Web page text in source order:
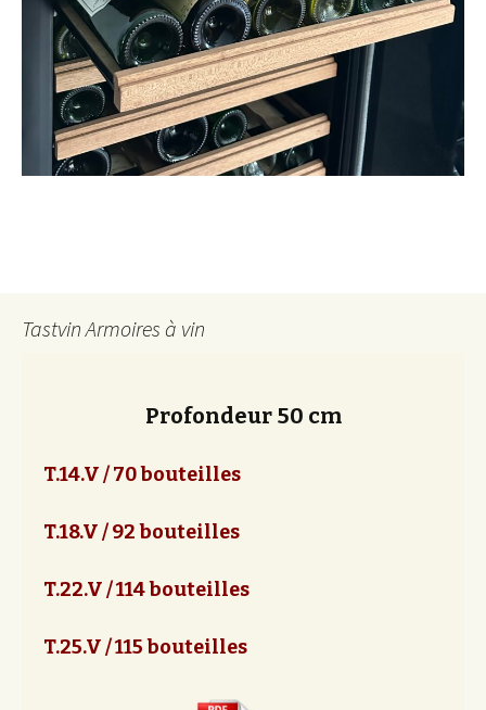
Tastvin Armoires à vin
Profondeur 50 cm
T.14.V / 70 bouteilles
T.18.V / 92 bouteilles
T.22.V / 114 bouteilles
T.25.V / 115 bouteilles